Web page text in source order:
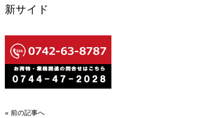
新サイド
« 前の記事へ